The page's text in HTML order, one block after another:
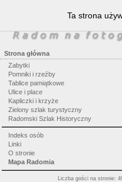
Strona główna
Zabytki
Pomniki i rzeźby
Tablice pamiątkowe
Ulice i place
Kapliczki i krzyże
Zielony szlak turystyczny
Radomski Szlak Historyczny
Indeks osób
Linki
O stronie
Mapa Radomia
Liczba gości na stronie:
Ta strona